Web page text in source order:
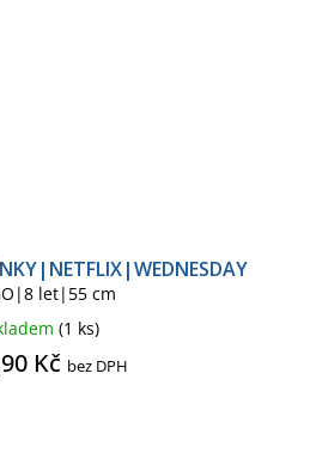
let|55 cm
(1 ks)
Kč bez DPH